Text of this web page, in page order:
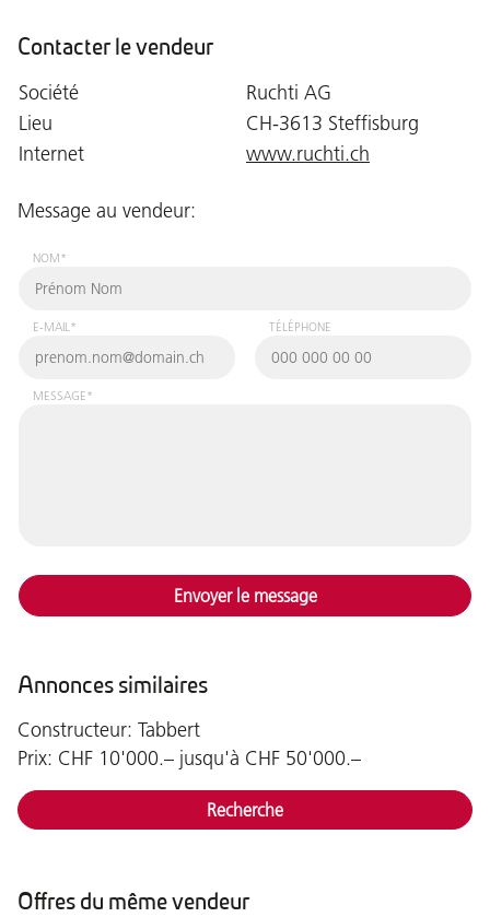
Contacter le vendeur
Société
Ruchti AG
Lieu
CH-3613 Steffisburg
Internet
www.ruchti.ch
Message au vendeur:
NOM*
E-MAIL* TÉLÉPHONE
MESSAGE*
Envoyer le message
Annonces similaires
Constructeur: Tabbert
Prix: CHF 10'000.– jusqu'à CHF 50'000.–
Recherche
Offres du même vendeur